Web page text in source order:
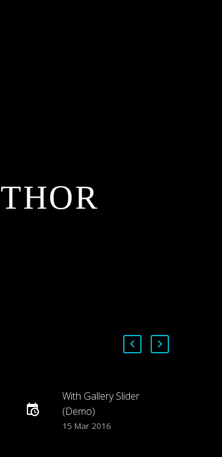
With Gallery Slider
(Demo)
Lorem Ipsum. Proin
15 Mar 2016